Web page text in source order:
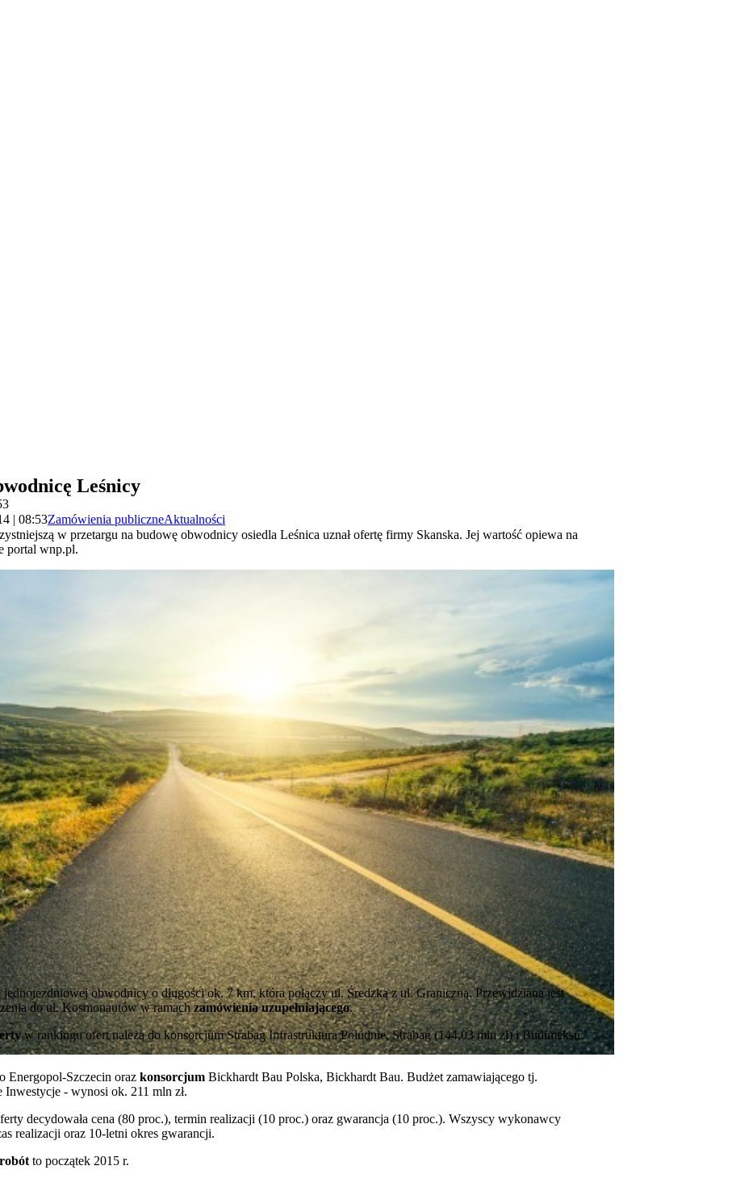
Leśnicy
| 08:53Zamówienia publiczneAktualności
w przetargu na budowę obwodnicy osiedla Leśnica uznał ofertę firmy Skanska. Jej wartość opiewa na
portal wnp.pl.
obwodnicy o długości ok. 7 km, która połączy ul. Średzką z ul. Graniczną. Przewidziana jest
do ul. Kosmonautów w ramachzamówienia uzupełniającego.
w rankingu ofert należą do konsorcjum Strabag Infrastruktura Południe, Strabag (144,03 mln zł) i Budimeksu
Energopol-Szczecin oraz konsorcjum Bickhardt Bau Polska, Bickhardt Bau. Budżet zamawiającego tj.
Inwestycje - wynosi ok. 211 mln zł.
decydowała cena (80 proc.), termin realizacji (10 proc.) oraz gwarancja (10 proc.). Wszyscy wykonawcy
realizacji oraz 10-letni okres gwarancji.
robót to początek 2015 r.